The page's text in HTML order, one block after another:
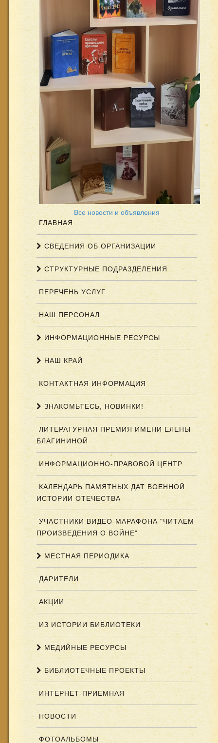
Все новости и объявления
ГЛАВНАЯ
СВЕДЕНИЯ ОБ ОРГАНИЗАЦИИ
СТРУКТУРНЫЕ ПОДРАЗДЕЛЕНИЯ
ПЕРЕЧЕНЬ УСЛУГ
НАШ ПЕРСОНАЛ
ИНФОРМАЦИОННЫЕ РЕСУРСЫ
НАШ КРАЙ
КОНТАКТНАЯ ИНФОРМАЦИЯ
ЗНАКОМЬТЕСЬ, НОВИНКИ!
ЛИТЕРАТУРНАЯ ПРЕМИЯ ИМЕНИ ЕЛЕНЫ
БЛАГИНИНОЙ
ИНФОРМАЦИОННО-ПРАВОВОЙ ЦЕНТР
КАЛЕНДАРЬ ПАМЯТНЫХ ДАТ ВОЕННОЙ
ИСТОРИИ ОТЕЧЕСТВА
УЧАСТНИКИ ВИДЕО-МАРАФОНА "ЧИТАЕМ
ПРОИЗВЕДЕНИЯ О ВОЙНЕ"
МЕСТНАЯ ПЕРИОДИКА
ДАРИТЕЛИ
АКЦИИ
ИЗ ИСТОРИИ БИБЛИОТЕКИ
МЕДИЙНЫЕ РЕСУРСЫ
БИБЛИОТЕЧНЫЕ ПРОЕКТЫ
ИНТЕРНЕТ-ПРИЕМНАЯ
НОВОСТИ
ФОТОАЛЬБОМЫ